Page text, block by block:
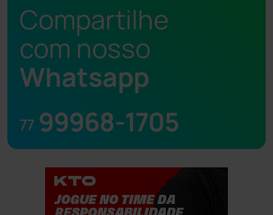
Compartilhe
com nosso
Whatsapp
77 99968-1705